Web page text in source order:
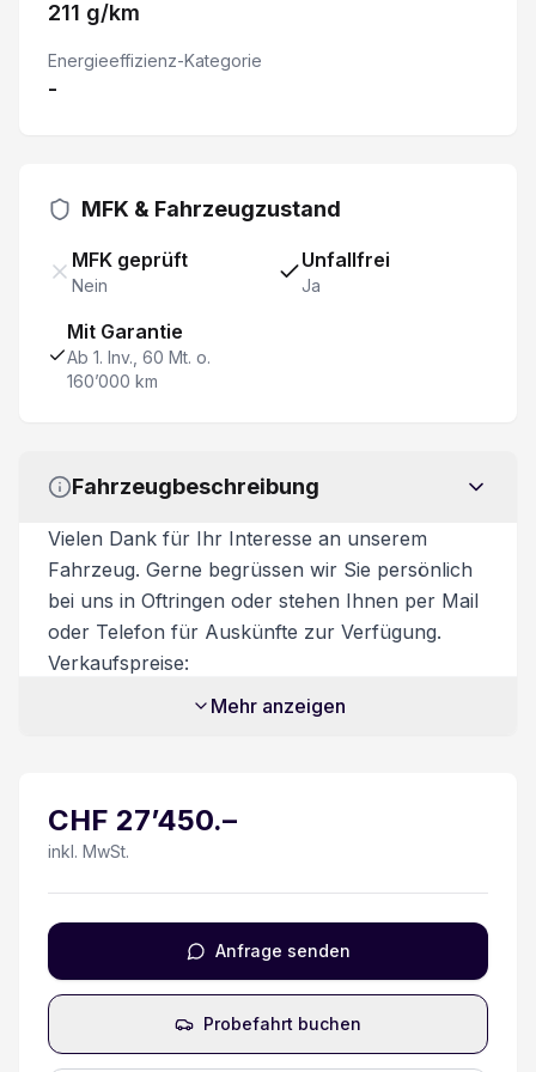
Schiebetüre rechts verblecht
Feststellbremse elektrisch
Seiten- und Kopfairbag vorn
Beifahrer Doppelsitzbank
Bluetooth
Trennwand mit Fenster
Geschwindigkeitsregelanlage
Automatische Notbremsung
Vorbereitung für Anhängevorrichtung
ESP Elektronisches Stabilitätsprogramm
Elektrische Fensterheber
211 g/km
Energieeffizienz-Kategorie
-
MFK & Fahrzeugzustand
MFK geprüft
Nein
Unfallfrei
Ja
Mit Garantie
Ab 1. Inv., 60 Mt. o.
160’000 km
Fahrzeugbeschreibung
Vielen Dank für Ihr Interesse an unserem
Fahrzeug. Gerne begrüssen wir Sie persönlich
bei uns in Oftringen oder stehen Ihnen per Mail
oder Telefon für Auskünfte zur Verfügung.
Verkaufspreise:
Unsere Verkaufspreise sind inkl. 8.1%
Beim Kauf eines Fahrzeuges ist ein
Ablieferungspaket für CHF 550.- optional
- Vignette
- Fahrzeugaufbereitung
- Garantie bei Kauf des Ablieferungspakets
Besichtigung/Probefahrt:
Mehr anzeigen
CHF 27’450.–
inkl. MwSt.
Anfrage senden
Probefahrt buchen